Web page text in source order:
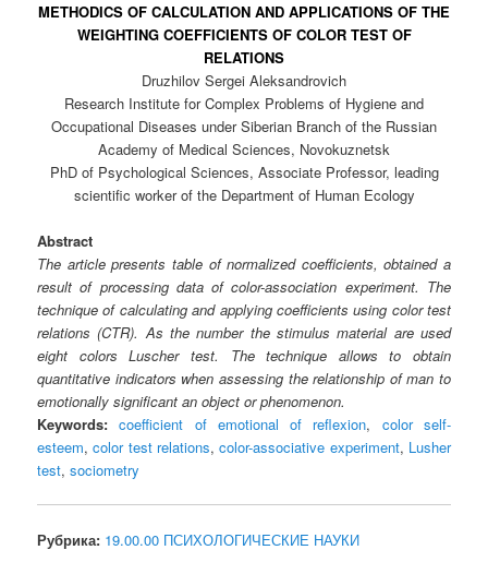
METHODICS OF CALCULATION AND APPLICATIONS OF THE
WEIGHTING COEFFICIENTS OF COLOR TEST OF
RELATIONS
Druzhilov Sergei Aleksandrovich
Research Institute for Complex Problems of Hygiene and
Occupational Diseases under Siberian Branch of the Russian
Academy of Medical Sciences, Novokuznetsk
PhD of Psychological Sciences, Associate Professor, leading
scientific worker of the Department of Human Ecology
Abstract
The article presents table of normalized coefficients, obtained a
result of processing data of color-association experiment. The
technique of calculating and applying coefficients using color test
relations (CTR). As the number the stimulus material are used
eight colors Luscher test. The technique allows to obtain
quantitative indicators when assessing the relationship of man to
emotionally significant an object or phenomenon.
Keywords: coefficient of emotional of reflexion, color self-
esteem,color test relations,color-associative experiment, Lusher
test,sociometry
Рубрика: 19.00.00 ПСИХОЛОГИЧЕСКИЕ НАУКИ